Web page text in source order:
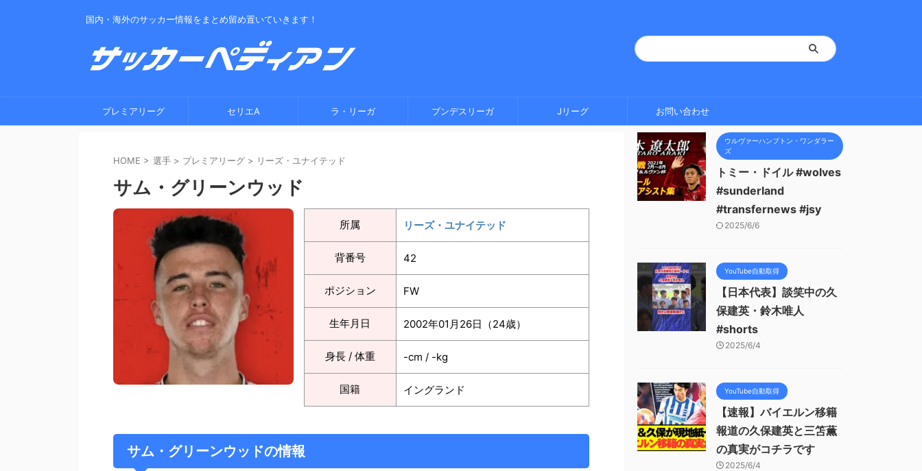
国内・海外のサッカー情報をまとめ留め置いていきます！
プレミアリーグ セリエA ラ・リーガ ブンデスリーガ Jリーグ お問い合わせ
HOME > 選手 > プレミアリーグ > リーズ・ユナイテッド
サム・グリーンウッド
所属 リーズ・ユナイテッド
背番号 42
ポジション FW
生年月日 2002年01月26日（24歳）
身長 / 体重 -cm / -kg
国籍 イングランド
サム・グリーンウッドの情報
ウルヴァーハンプトン・ワンダラー
ズ
トミー・ドイル #wolves
#sunderland
#transfernews #jsy
2025/6/6
YouTube自動取得
【日本代表】談笑中の久
保建英・鈴木唯人
#shorts
2025/6/4
YouTube自動取得
【速報】バイエルン移籍
報道の久保建英と三笘薫
の真実がコチラです
2025/6/4